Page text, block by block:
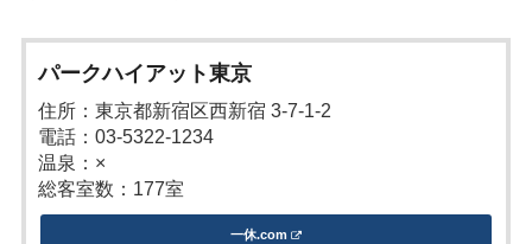
パークハイアット東京
住所：東京都新宿区西新宿 3-7-1-2
電話：03-5322-1234
温泉：×
総客室数：177室
一休.com